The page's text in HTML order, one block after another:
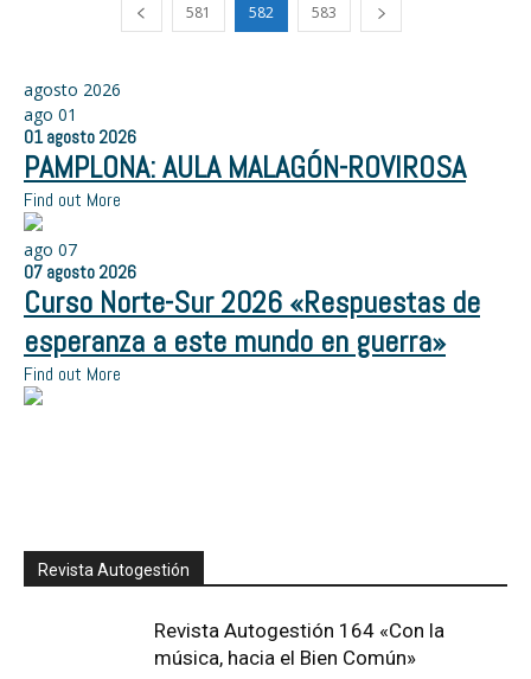
581 582 583
agosto 2026
ago 01
01 agosto 2026
PAMPLONA: AULA MALAGÓN-ROVIROSA
Find out More
ago 07
07 agosto 2026
Curso Norte-Sur 2026 «Respuestas de
esperanza a este mundo en guerra»
Find out More
Revista Autogestión
Revista Autogestión 164 «Con la
música, hacia el Bien Común»